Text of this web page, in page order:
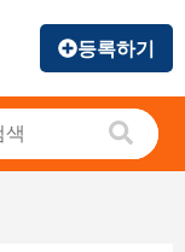
등록하기